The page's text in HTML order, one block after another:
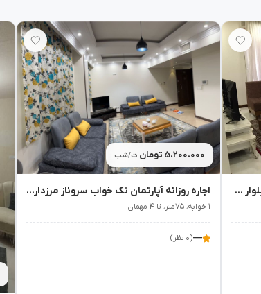
اجاره روزانه آپارتمان تک خواب شمس بلوار کشاورز 2 - تهران
5،200،000 تومان ت/شب
اجاره روزانه آپارتمان تک خواب سروناز مرزداران - تهران
۱ خوابه٬ ۷۵متر٬ تا ۴ مهمان
—(۰ نظر)